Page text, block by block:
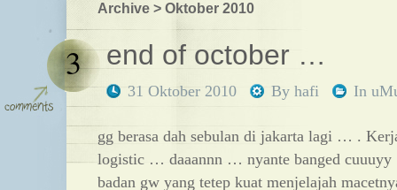
Archive > Oktober 2010
end of october …
31 Oktober 2010 By hafi
3
In
gg berasa dah sebulan di jakarta lagi … .
logistic … daaannn … nyante banged
badan gw yang tetep kuat menjelajah